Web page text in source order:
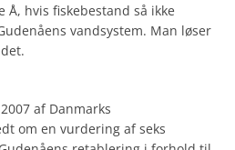
hvis fiskebestand så ikke
vandsystem. Man løser
af Danmarks
om en vurdering af seks